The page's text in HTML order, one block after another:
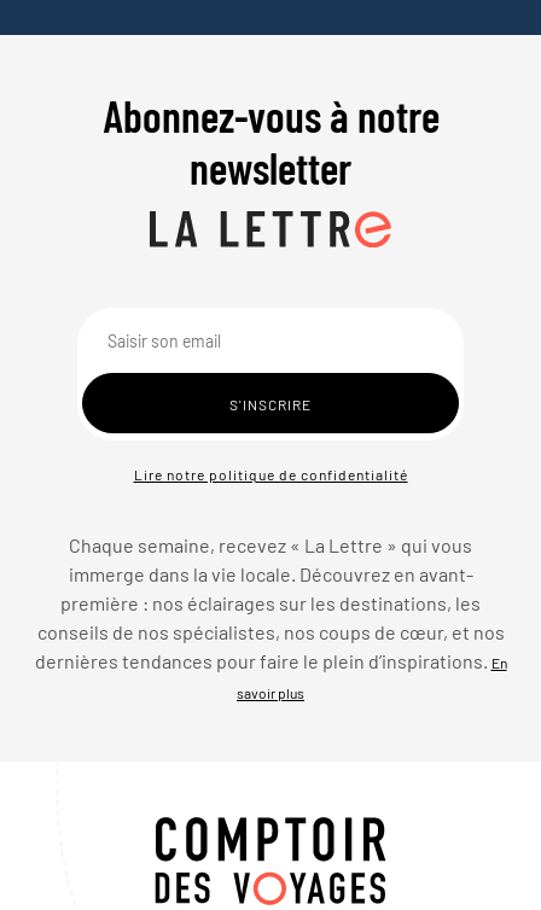
Abonnez-vous à notre
newsletter
Lire notre politique de confidentialité
Chaque semaine, recevez « La Lettre » qui vous
immerge dans la vie locale. Découvrez en avant-
première : nos éclairages sur les destinations, les
conseils de nos spécialistes, nos coups de cœur, et nos
dernières tendances pour faire le plein d’inspirations.
En
savoir plus